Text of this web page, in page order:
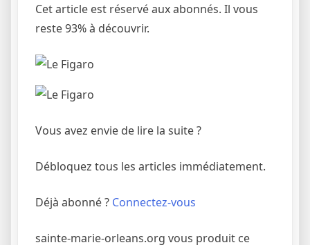
Cet article est réservé aux abonnés. Il vous
reste 93% à découvrir.
Vous avez envie de lire la suite ?
Débloquez tous les articles immédiatement.
Déjà abonné ? Connectez-vous
sainte-marie-orleans.org vous produit ce